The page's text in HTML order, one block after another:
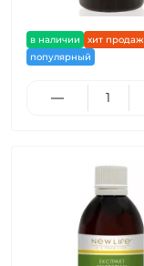
в наличии
хит продаж
популярный